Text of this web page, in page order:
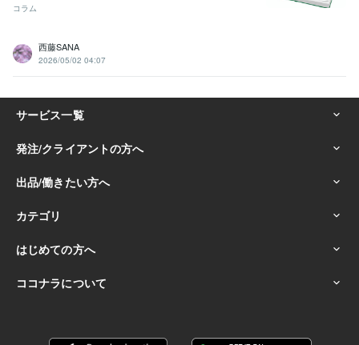
コラム
西藤SANA
2026/05/02 04:07